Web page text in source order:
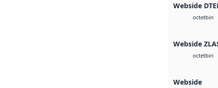
Webside
octetbin
Webside
octetbin
Webside